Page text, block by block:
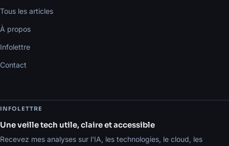
Tous les articles
À propos
Infolettre
Contact
INFOLETTRE
Une veille tech utile, claire et accessible
Recevez mes analyses sur l'IA, les technologies, le cloud, les